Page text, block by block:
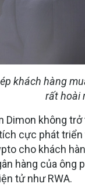
khách hàng
rất hoài
Dimon không
cực phát
cho khách
hàng của ông
tử như RWA.